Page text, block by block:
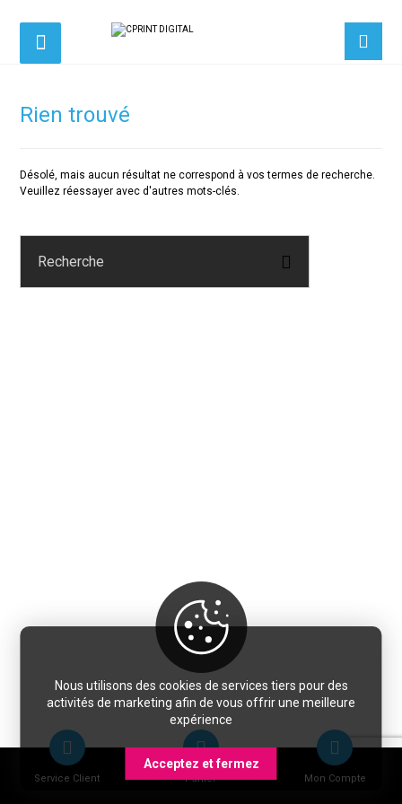
Rien trouvé
Désolé, mais aucun résultat ne correspond à vos termes de recherche.
Veuillez réessayer avec d'autres mots-clés.
Service Client Panier Mon Compte
Nous utilisons des cookies de services tiers pour des
activités de marketing afin de vous offrir une meilleure
expérience
Acceptez et fermez